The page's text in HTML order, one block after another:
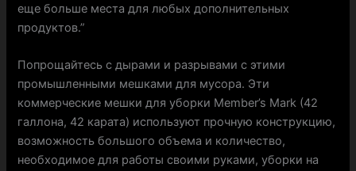
еще больше места для любых дополнительных
продуктов.”
Попрощайтесь с дырами и разрывами с этими
промышленными мешками для мусора. Эти
коммерческие мешки для уборки Member’s Mark (42
галлона, 42 карата) используют прочную конструкцию,
возможность большого объема и количество,
необходимое для работы своими руками, уборки на